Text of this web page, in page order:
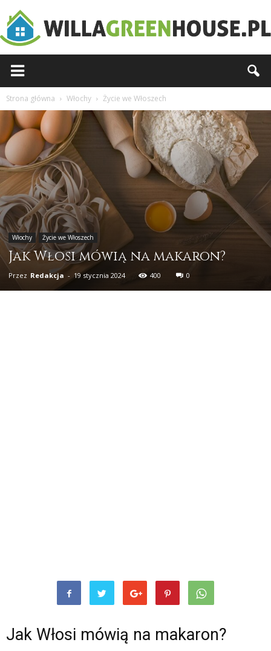
Strona główna Włochy Życie we Włoszech
Włochy Życie we Włoszech
Jak Włosi mówią na makaron?
Przez Redakcja - 19 stycznia 2024 400 0
Jak Włosi mówią na makaron?